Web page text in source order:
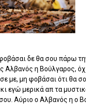
δε θα σου πάρω την
Αλβανός η Βούλγαρος,
με, μη φοβάσαι ότι θα
εγώ μερικά απ τα
σου. Αύριο ο Αλβανός η ο